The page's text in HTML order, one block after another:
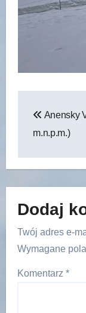
wpisu
Anensky
m.n.p.m.)
Dodaj
Twój adres e-
Wymagane
Komentarz *